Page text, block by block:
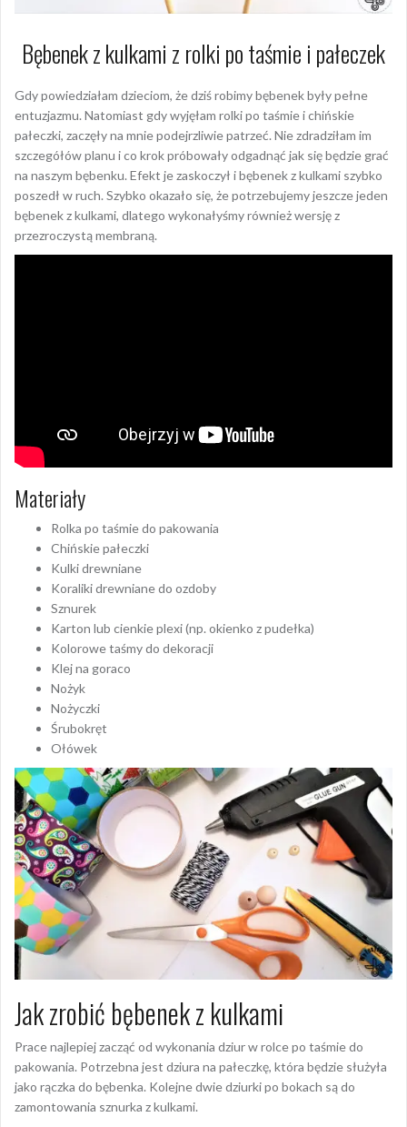
Bębenek z kulkami z rolki po taśmie i pałeczek
Gdy powiedziałam dzieciom, że dziś robimy bębenek były pełne
entuzjazmu. Natomiast gdy wyjęłam rolki po taśmie i chińskie
pałeczki, zaczęły na mnie podejrzliwie patrzeć. Nie zdradziłam im
szczegółów planu i co krok próbowały odgadnąć jak się będzie grać
na naszym bębenku. Efekt je zaskoczył i bębenek z kulkami szybko
poszedł w ruch. Szybko okazało się, że potrzebujemy jeszcze jeden
bębenek z kulkami, dlatego wykonałyśmy również wersję z
przezroczystą membraną.
Materiały
Rolka po taśmie do pakowania
Chińskie pałeczki
Kulki drewniane
Koraliki drewniane do ozdoby
Sznurek
Karton lub cienkie plexi (np. okienko z pudełka)
Kolorowe taśmy do dekoracji
Klej na goraco
Nożyk
Nożyczki
Śrubokręt
Ołówek
Jak zrobić bębenek z kulkami
Prace najlepiej zacząć od wykonania dziur w rolce po taśmie do
pakowania. Potrzebna jest dziura na pałeczkę, która będzie służyła
jako rączka do bębenka. Kolejne dwie dziurki po bokach są do
zamontowania sznurka z kulkami.